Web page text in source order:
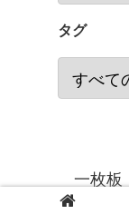
タグ
一枚板
© 2020